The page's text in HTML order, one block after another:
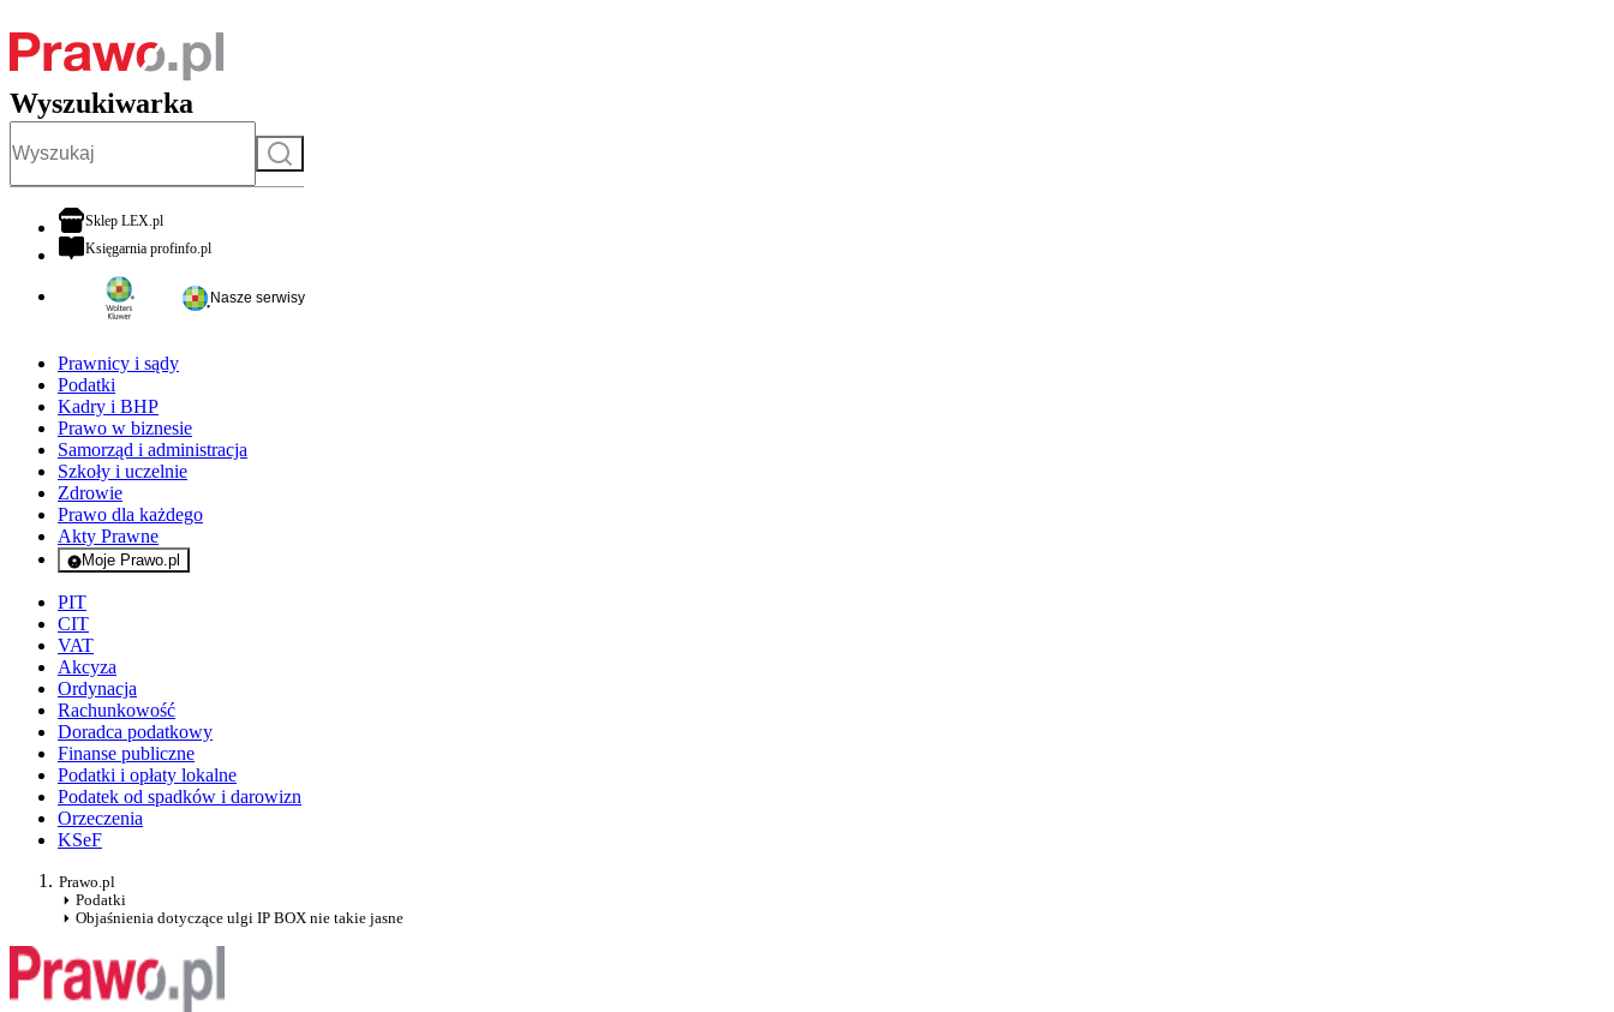
Wyszukiwarka
Szukaj
Sklep LEX.plotwiera się w nowej karcie
Księgarnia profinfo.plotwiera się w nowej karcie
Nasze serwisy
Prawnicy i sądy
Podatki
Kadry i BHP
Prawo w biznesie
Samorząd i administracja
Szkoły i uczelnie
Zdrowie
Prawo dla każdego
Akty Prawne
Moje Prawo.pl
- rejestracja i logowanie do serwisu
PIT
CIT
VAT
Akcyza
Ordynacja
Rachunkowość
Doradca podatkowy
Finanse publiczne
Podatki i opłaty lokalne
Podatek od spadków i darowizn
Orzeczenia
KSeF
Prawo.pl
Podatki
Objaśnienia dotyczące ulgi IP BOX nie takie jasne